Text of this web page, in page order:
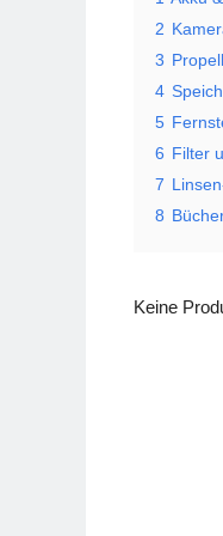
2
3
4
5
6 Filter
7
8
Keine